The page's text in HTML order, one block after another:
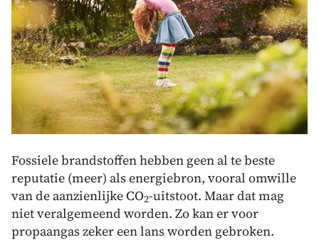
Fossiele brandstoffen hebben geen al te beste
reputatie (meer) als energiebron, vooral omwille
van de aanzienlijke CO2-uitstoot. Maar dat mag
niet veralgemeend worden. Zo kan er voor
propaangas zeker een lans worden gebroken.